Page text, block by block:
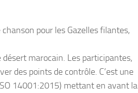
pour les Gazelles filantes,
désert marocain. Les participantes,
des points de contrôle. C’est une
14001:2015) mettant en avant la